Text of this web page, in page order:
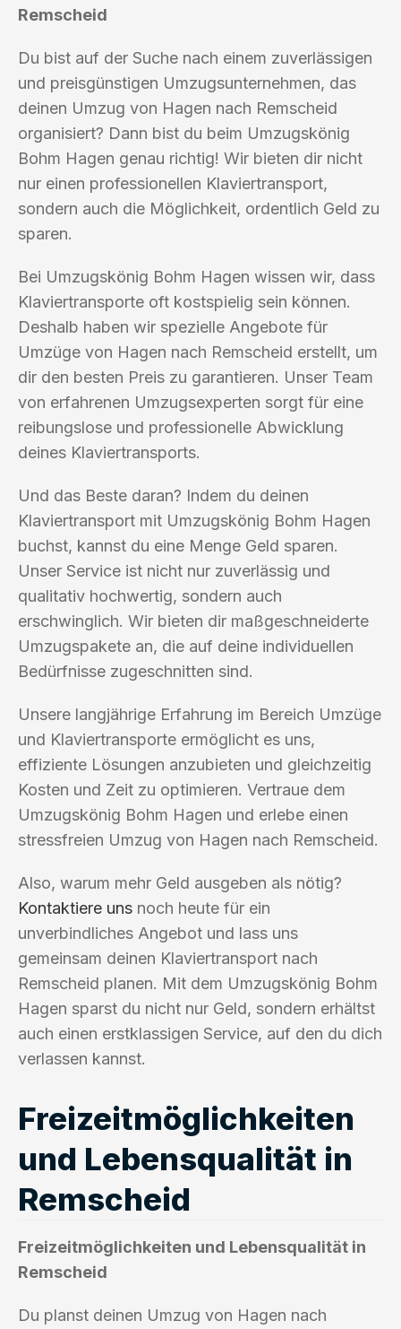
Remscheid
Du bist auf der Suche nach einem zuverlässigen
und preisgünstigen Umzugsunternehmen, das
deinen Umzug von Hagen nach Remscheid
organisiert? Dann bist du beim Umzugskönig
Bohm Hagen genau richtig! Wir bieten dir nicht
nur einen professionellen Klaviertransport,
sondern auch die Möglichkeit, ordentlich Geld zu
sparen.
Bei Umzugskönig Bohm Hagen wissen wir, dass
Klaviertransporte oft kostspielig sein können.
Deshalb haben wir spezielle Angebote für
Umzüge von Hagen nach Remscheid erstellt, um
dir den besten Preis zu garantieren. Unser Team
von erfahrenen Umzugsexperten sorgt für eine
reibungslose und professionelle Abwicklung
deines Klaviertransports.
Und das Beste daran? Indem du deinen
Klaviertransport mit Umzugskönig Bohm Hagen
buchst, kannst du eine Menge Geld sparen.
Unser Service ist nicht nur zuverlässig und
qualitativ hochwertig, sondern auch
erschwinglich. Wir bieten dir maßgeschneiderte
Umzugspakete an, die auf deine individuellen
Bedürfnisse zugeschnitten sind.
Unsere langjährige Erfahrung im Bereich Umzüge
und Klaviertransporte ermöglicht es uns,
effiziente Lösungen anzubieten und gleichzeitig
Kosten und Zeit zu optimieren. Vertraue dem
Umzugskönig Bohm Hagen und erlebe einen
stressfreien Umzug von Hagen nach Remscheid.
Also, warum mehr Geld ausgeben als nötig?
Kontaktiere uns noch heute für ein
unverbindliches Angebot und lass uns
gemeinsam deinen Klaviertransport nach
Remscheid planen. Mit dem Umzugskönig Bohm
Hagen sparst du nicht nur Geld, sondern erhältst
auch einen erstklassigen Service, auf den du dich
verlassen kannst.
Freizeitmöglichkeiten
und Lebensqualität in
Remscheid
Freizeitmöglichkeiten und Lebensqualität in
Remscheid
Du planst deinen Umzug von Hagen nach